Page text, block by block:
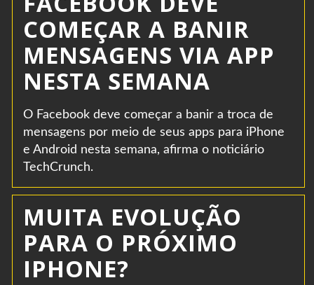
COMEÇAR A BANIR
MENSAGENS VIA APP
NESTA SEMANA
O Facebook deve começar a banir a troca de
mensagens por meio de seus apps para iPhone
e Android nesta semana, afirma o noticiário
TechCrunch.
MUITA EVOLUÇÃO
PARA O PRÓXIMO
IPHONE?